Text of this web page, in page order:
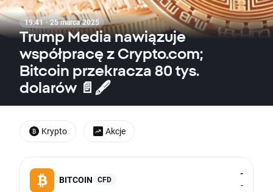
19:41 · 25 marca 2025
Trump Media nawiązuje
współpracę z Crypto.com;
Bitcoin przekracza 80 tys.
dolarów 📄🖋️
BITCOIN CFD
-
-
Krypto Akcje